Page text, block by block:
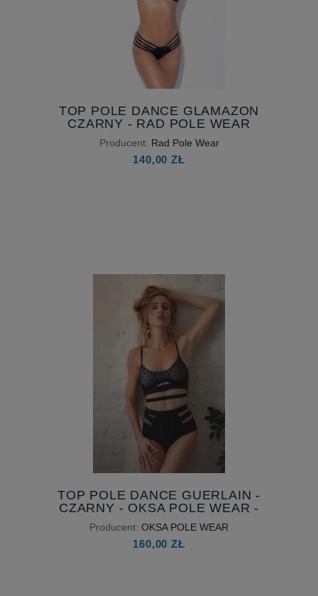
TOP POLE DANCE GLAMAZON
CZARNY - RAD POLE WEAR
Producent: Rad Pole Wear
140,00 ZŁ
TOP POLE DANCE GUERLAIN -
CZARNY - OKSA POLE WEAR -
DOSTĘPNY OD RĘKI
Producent: OKSA POLE WEAR
160,00 ZŁ